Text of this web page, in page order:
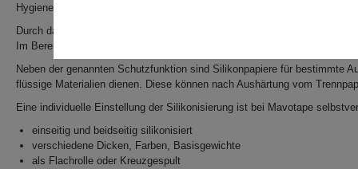
Hygienebereich, bei medizinischen Pflastern, oder selbstklebenden
Durch das Beschichten eines Papiers mit Silikon erhält es einen
Im Bereich von Etiketten wird Silikonpapier hauptsächlich als
Neben der genannten Schutzfunktion sind Silikonpapiere für bestimmte
flüssige Materialien dienen. Diese können nach Aushärtung vom
Eine individuelle Einstellung der Silikonisierung ist bei Mavotape
einseitig und beidseitig silikonisiert
verschiedene Dicken, Farben, Basisgewichte
als Flachrolle oder Kreuzgespult